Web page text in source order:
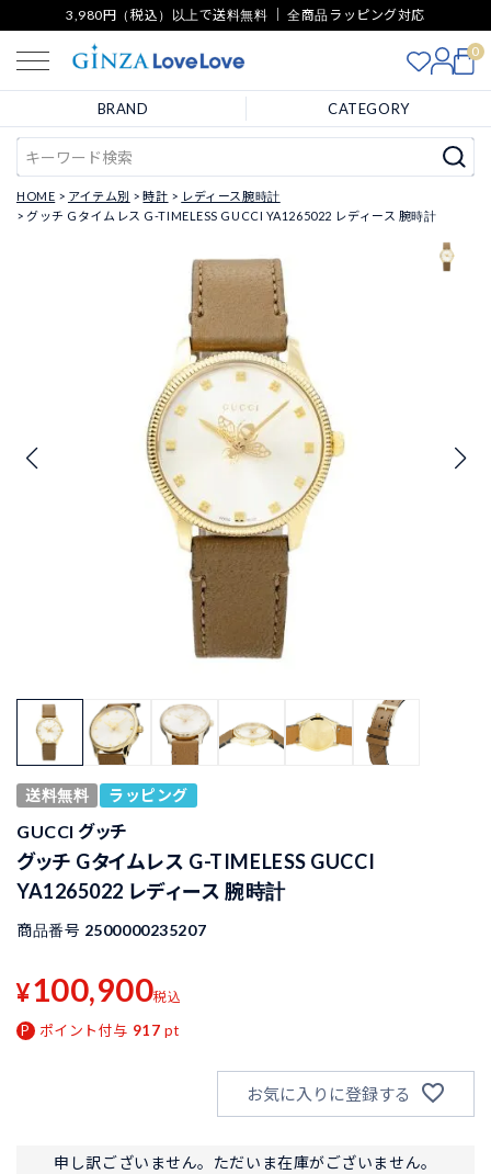
3,980円（税込）以上で送料無料 ｜ 全商品ラッピング対応
0
BRAND CATEGORY
HOME アイテム別 時計
レディース腕時計
グッチ Gタイムレス G-TIMELESS GUCCI YA1265022 レディース 腕時計
送料無料 ラッピング
GUCCI グッチ
グッチ Gタイムレス G-TIMELESS GUCCI
YA1265022 レディース 腕時計
商品番号 2500000235207
¥100,900税込
ポイント付与 917 pt
お気に入りに登録する
申し訳ございません。ただいま在庫がございません。